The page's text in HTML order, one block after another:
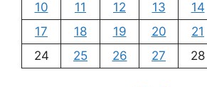
10
11 12 13 14
17
18 19 20 21
24
25 26 27 28